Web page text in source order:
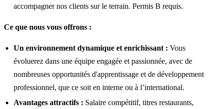
accompagner nos clients sur le terrain. Permis B requis.
Ce que nous vous offrons :
Un environnement dynamique et enrichissant : Vous
évoluerez dans une équipe engagée et passionnée, avec de
nombreuses opportunités d'apprentissage et de développement
professionnel, que ce soit en interne ou à l’international.
Avantages attractifs : Salaire compétitif, titres restaurants,